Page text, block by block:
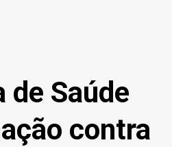
de Saúde
contra